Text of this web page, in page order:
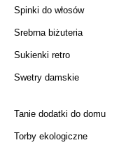
Spinki do włosów
Srebrna biżuteria
Sukienki retro
Swetry damskie
Tanie dodatki do domu
Torby ekologiczne